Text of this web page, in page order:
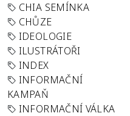
CHIA SEMÍNKA
CHŮZE
IDEOLOGIE
ILUSTRÁTOŘI
INDEX
INFORMAČNÍ
KAMPAŇ
INFORMAČNÍ VÁLKA